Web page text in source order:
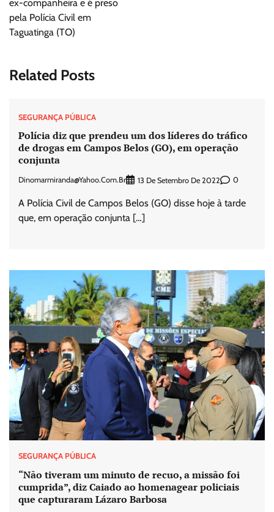
ex-companheira e é preso
pela Polícia Civil em
Taguatinga (TO)
Related Posts
SEGURANÇA PÚBLICA
Polícia diz que prendeu um dos líderes do tráfico
de drogas em Campos Belos (GO), em operação
conjunta
Dinomarmiranda@yahoo.com.br 13 De Setembro De 2022 0
A Polícia Civil de Campos Belos (GO) disse hoje à tarde
que, em operação conjunta […]
SEGURANÇA PÚBLICA
“Não tiveram um minuto de recuo, a missão foi
cumprida”, diz Caiado ao homenagear policiais
que capturaram Lázaro Barbosa